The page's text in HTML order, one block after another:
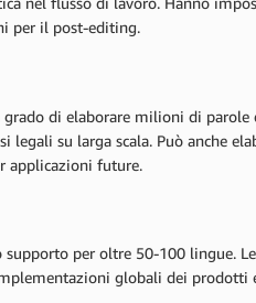
per il post-editing.
di elaborare milioni di parole
su larga scala. Può anche
applicazioni future.
per oltre 50-100 lingue.
globali dei prodotti